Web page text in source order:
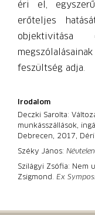
éri el,
erőteljes
feszültség adja.
Irodalom
Deczki Sarolta:
munkásszállások,
Debrecen, 2017,
Széky János:
Szilágyi Zsófia: Nem
Zsigmond. Ex